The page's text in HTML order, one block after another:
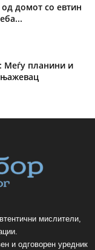
од домот со евтин
планини и
мислители,
и одговорен уредник